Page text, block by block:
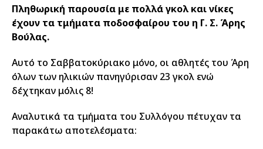
Πληθωρική παρουσία με πολλά γκολ και νίκες
έχουν τα τμήματα ποδοσφαίρου του η Γ. Σ. Άρης
Βούλας.
Αυτό το Σαββατοκύριακο μόνο, οι αθλητές του Άρη
όλων των ηλικιών πανηγύρισαν 23 γκολ ενώ
δέχτηκαν μόλις 8!
Αναλυτικά τα τμήματα του Συλλόγου πέτυχαν τα
παρακάτω αποτελέσματα: